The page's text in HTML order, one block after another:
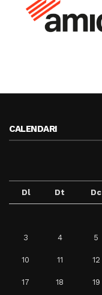
CALENDARI
Dl Dt Dc
3 4 5
10 11 12
17 18 19